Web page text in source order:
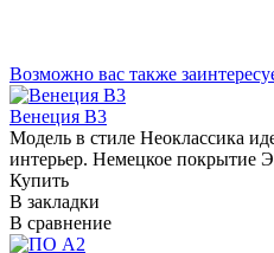
Возможно вас также
Венеция В3
Модель в стиле Неоклассика
интерьер. Немецкое покрытие
Купить
В закладки
В сравнение